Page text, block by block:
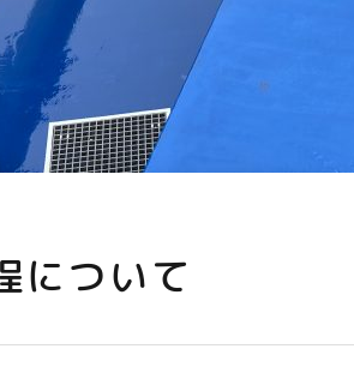
について